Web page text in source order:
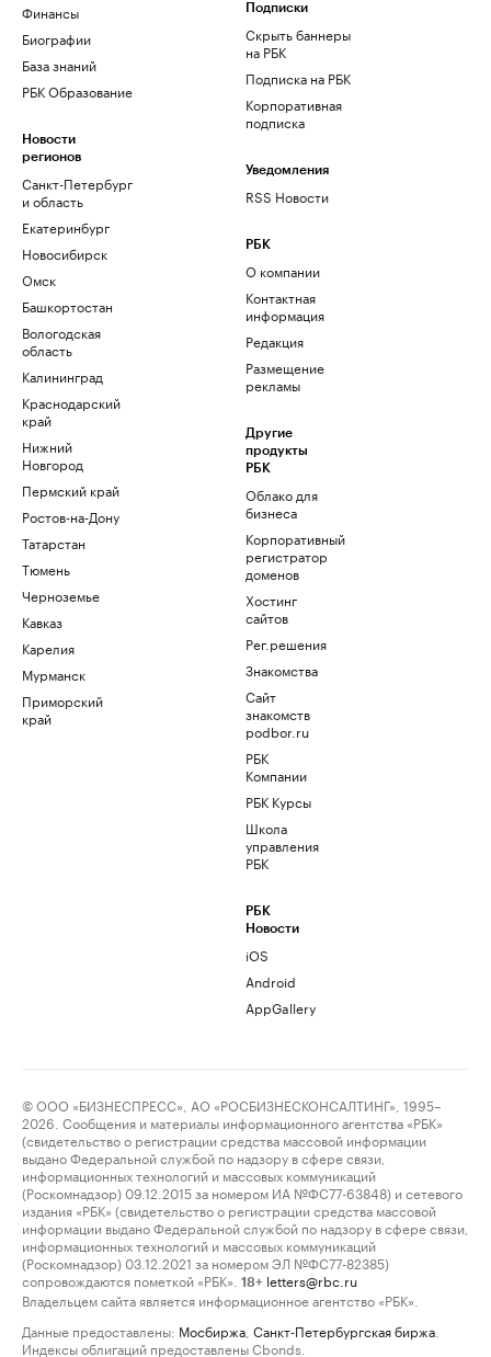
Финансы
Биографии
База знаний
РБК Образование
Новости
регионов
Санкт-Петербург
и область
Екатеринбург
Новосибирск
Омск
Башкортостан
Вологодская
область
Калининград
Краснодарский
край
Нижний
Новгород
Пермский край
Ростов-на-Дону
Татарстан
Тюмень
Черноземье
Кавказ
Карелия
Мурманск
Приморский
край
Подписки
Скрыть баннеры
на РБК
Подписка на РБК
Корпоративная
подписка
Уведомления
RSS Новости
РБК
О компании
Контактная
информация
Редакция
Размещение
рекламы
Другие
продукты
РБК
Облако для
бизнеса
Корпоративный
регистратор
доменов
Хостинг
сайтов
Рег.решения
Знакомства
Сайт
знакомств
podbor.ru
РБК
Компании
РБК Курсы
Школа
управления
РБК
РБК
Новости
iOS
Android
AppGallery
© ООО «БИЗНЕСПРЕСС», АО «РОСБИЗНЕСКОНСАЛТИНГ», 1995–
2026. Сообщения и материалы информационного агентства «РБК»
(свидетельство о регистрации средства массовой информации
выдано Федеральной службой по надзору в сфере связи,
информационных технологий и массовых коммуникаций
(Роскомнадзор) 09.12.2015 за номером ИА №ФС77-63848) и сетевого
издания «РБК» (свидетельство о регистрации средства массовой
информации выдано Федеральной службой по надзору в сфере связи,
информационных технологий и массовых коммуникаций
(Роскомнадзор) 03.12.2021 за номером ЭЛ №ФС77-82385)
сопровождаются пометкой «РБК».
18+ letters@rbc.ru
Владельцем сайта является информационное агентство «РБК».
Данные предоставлены: Мосбиржа Санкт-Петербургская биржа
Индексы облигаций предоставлены Cbonds.